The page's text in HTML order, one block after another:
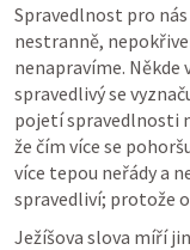
Spravedlnost pro
nestranně,
nenapravíme. Někde
spravedlivý se
pojetí spravedlnosti
že čím více se
více tepou neřády a
spravedliví; protože
Ježíšova slova míří